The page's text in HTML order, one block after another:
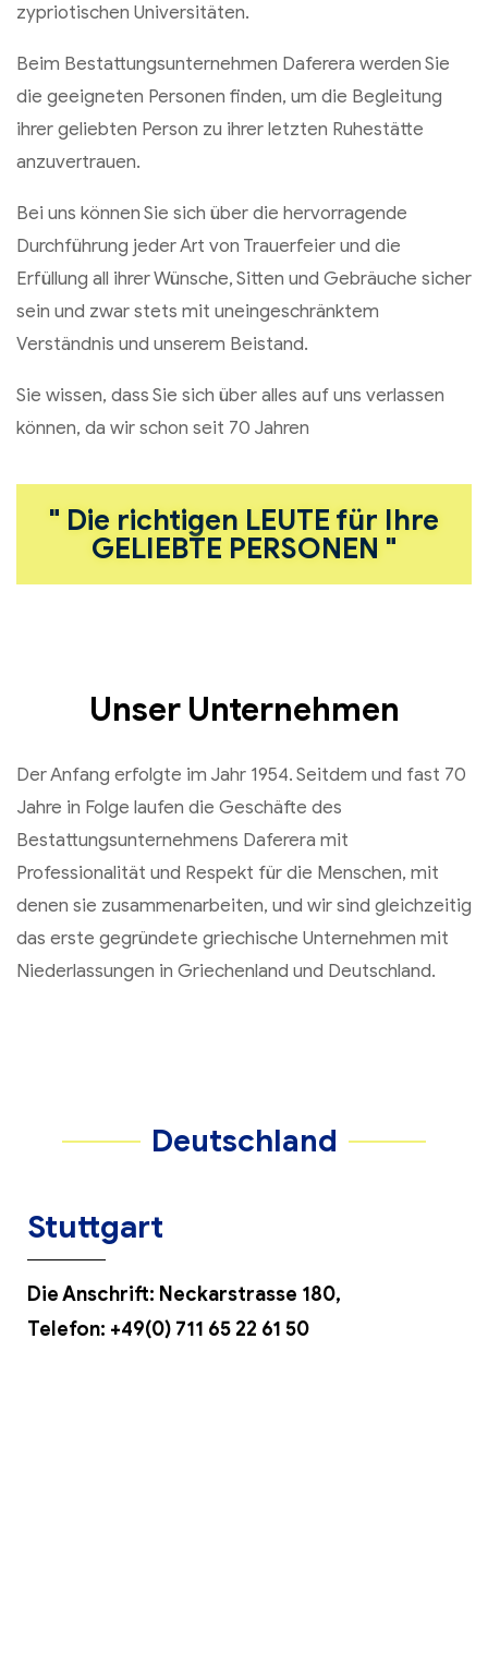
zypriotischen Universitäten.
Beim Bestattungsunternehmen Daferera werden Sie
die geeigneten Personen finden, um die Begleitung
ihrer geliebten Person zu ihrer letzten Ruhestätte
anzuvertrauen.
Bei uns können Sie sich über die hervorragende
Durchführung jeder Art von Trauerfeier und die
Erfüllung all ihrer Wünsche, Sitten und Gebräuche sicher
sein und zwar stets mit uneingeschränktem
Verständnis und unserem Beistand.
Sie wissen, dass Sie sich über alles auf uns verlassen
können, da wir schon seit 70 Jahren
" Die richtigen LEUTE für Ihre
GELIEBTE PERSONEN "
Unser Unternehmen
Der Anfang erfolgte im Jahr 1954. Seitdem und fast 70
Jahre in Folge laufen die Geschäfte des
Bestattungsunternehmens Daferera mit
Professionalität und Respekt für die Menschen, mit
denen sie zusammenarbeiten, und wir sind gleichzeitig
das erste gegründete griechische Unternehmen mit
Niederlassungen in Griechenland und Deutschland.
Deutschland
Stuttgart
Die Anschrift: Neckarstrasse 180,
Telefon: +49(0) 711 65 22 61 50